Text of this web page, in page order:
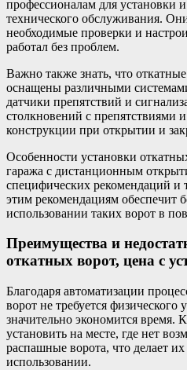
профессионалам для установки
технического обслуживания.
необходимые проверки и
работал без проблем.
Важно также знать, что
оснащены различными
датчики препятствий и
столкновений с препятствиями
конструкции при открытии и
Особенности установки
гаража с дистанционным
специфических рекомендаций и
этим рекомендациям обеспечит
использовании таких ворот в
Преимущества и
откатных ворот, цена с
Благодаря автоматизации
ворот не требуется физического
значительно экономится время.
установить на месте, где нет
распашные ворота, что делает
использовании.